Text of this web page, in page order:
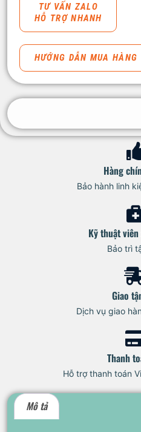
TƯ VẤN ZALO
HỖ TRỢ NHANH
HƯỚNG DẪN MUA HÀNG
Hàng
Bảo hành linh
Kỹ thuật
Bảo trì
Giao
Dịch vụ giao
Thanh
Hỗ trợ thanh toán
Mô tả